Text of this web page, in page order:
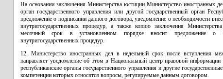
На основании заключения Министерства юстиции Министерство иностранных
орган государственного управления или другой государственный орган
предложение о подписании данного договора, уведомление о необходимости
внутригосударственных процедур, а также копию заключения
месячный срок в установленном порядке вносит предложение о
внутригосударственных процедур.
12. Министерство иностранных дел в недельный срок после вступления
направляет уведомление об этом в Национальный центр правовой информации
республиканские органы государственного управления и другие
компетенции которых относятся вопросы, регулируемые данным договором.